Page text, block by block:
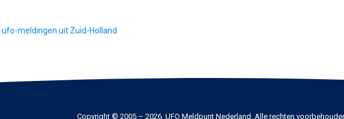
ufo-meldingen uit Zuid-Holland
Copyright © 2005 – 2026, UFO Meldpunt Nederland. Alle rechten